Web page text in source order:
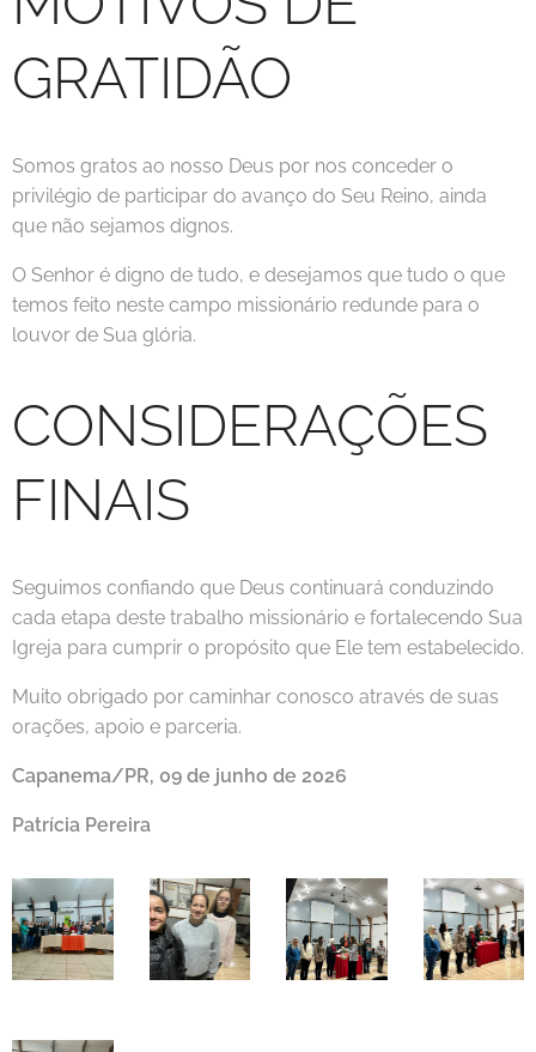
GRATIDÃO
Somos gratos ao nosso Deus por nos conceder o
privilégio de participar do avanço do Seu Reino, ainda
que não sejamos dignos.
O Senhor é digno de tudo, e desejamos que tudo o que
temos feito neste campo missionário redunde para o
louvor de Sua glória.
CONSIDERAÇÕES
FINAIS
Seguimos confiando que Deus continuará conduzindo
cada etapa deste trabalho missionário e fortalecendo Sua
Igreja para cumprir o propósito que Ele tem estabelecido.
Muito obrigado por caminhar conosco através de suas
orações, apoio e parceria.
Capanema/PR, 09 de junho de 2026
Patrícia Pereira